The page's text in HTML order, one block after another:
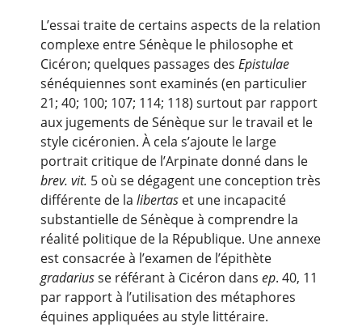
L’essai traite de certains aspects de la relation
complexe entre Sénèque le philosophe et
Cicéron; quelques passages des Epistulae
sénéquiennes sont examinés (en particulier
21; 40; 100; 107; 114; 118) surtout par rapport
aux jugements de Sénèque sur le travail et le
style cicéronien. À cela s’ajoute le large
portrait critique de l’Arpinate donné dans le
brev. vit. 5 où se dégagent une conception très
différente de la libertaset une incapacité
substantielle de Sénèque à comprendre la
réalité politique de la République. Une annexe
est consacrée à l’examen de l’épithète
gradariusse référant à Cicéron dans ep. 40, 11
par rapport à l’utilisation des métaphores
équines appliquées au style littéraire.